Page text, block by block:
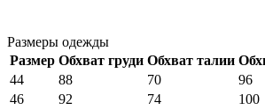
Размеры одежды
Размер Обхват груди Обхват талии
44
88 70
96
46
92 74
100